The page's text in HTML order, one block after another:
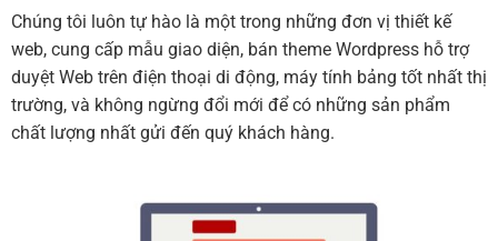
Chúng tôi luôn tự hào là một trong những đơn vị thiết kế
web, cung cấp mẫu giao diện, bán theme Wordpress hỗ trợ
duyệt Web trên điện thoại di động, máy tính bảng tốt nhất thị
trường, và không ngừng đổi mới để có những sản phẩm
chất lượng nhất gửi đến quý khách hàng.